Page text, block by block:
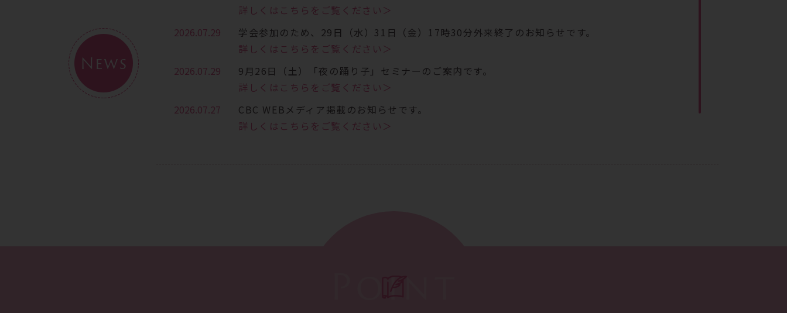
News
詳しくはこちらをご覧ください＞
2026.07.29
学会参加のため、29日（水）31日（金）17時30分外来終了のお知らせです。
詳しくはこちらをご覧ください＞
2026.07.29
9月26日（土）「夜の踊り子」セミナーのご案内です。
詳しくはこちらをご覧ください＞
2026.07.27
CBC WEBメディア掲載のお知らせです。
詳しくはこちらをご覧ください＞